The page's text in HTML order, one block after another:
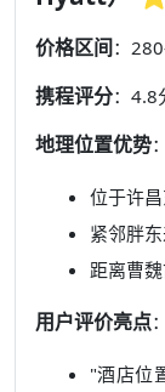
价格区间：
携程评分：4.8
地理位置优势：
位于许
紧邻胖
距离曹
用户评价亮点：
"酒店位